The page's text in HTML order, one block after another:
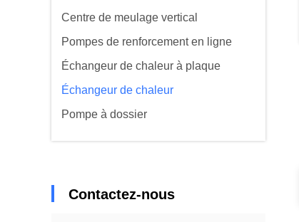
Centre de meulage vertical
Pompes de renforcement en ligne
Échangeur de chaleur à plaque
Échangeur de chaleur
Pompe à dossier
Contactez-nous